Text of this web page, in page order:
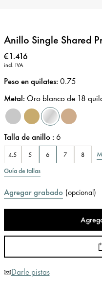
Anillo Single Shared
Precio:
€1.416
incl. IVA
Peso en quilates: 0.75
Metal: Oro blanco de 18
Talla de anillo : 6
4.5 5 6 7 8
Guía de tallas
Agregar grabado (opcional)
Darle pistas